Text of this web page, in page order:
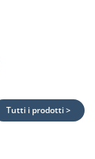
Tutti i prodotti >